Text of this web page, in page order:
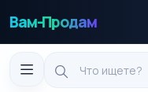
Вам-Продам